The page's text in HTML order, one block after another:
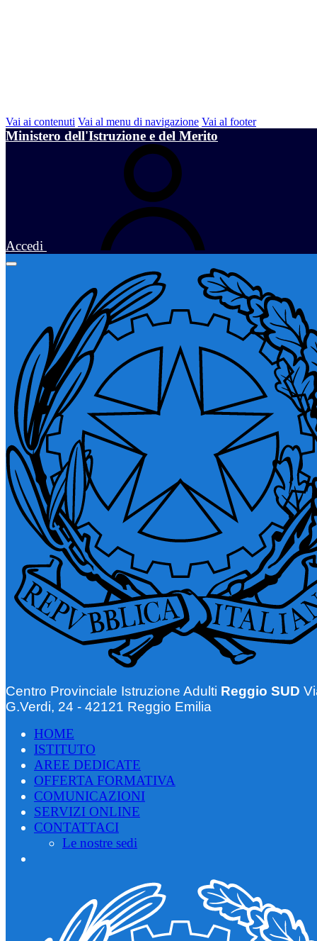
Vai ai contenuti Vai al menu di navigazione Vai al footer
Ministero dell'Istruzione e del Merito
Accedi
Centro Provinciale Istruzione Adulti Reggio SUD
G.Verdi, 24 - 42121 Reggio Emilia
HOME
ISTITUTO
AREE DEDICATE
OFFERTA FORMATIVA
COMUNICAZIONI
SERVIZI ONLINE
CONTATTACI
Le nostre sedi